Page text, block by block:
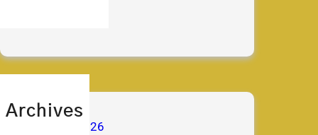
Archives
Agustus 2026